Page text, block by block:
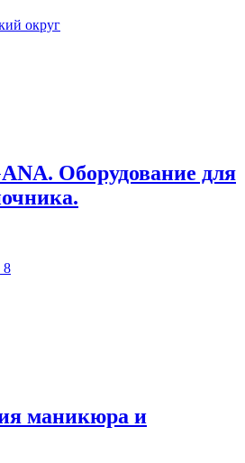
округ
Оборудование для
8
маникюра и